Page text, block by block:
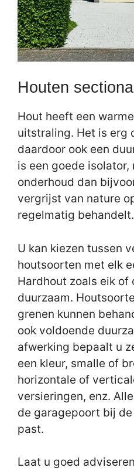
Houten
Hout heeft een
uitstraling. Het is erg
daardoor ook een
is een goede
onderhoud dan
vergrijst van nature
regelmatig behandelt.
U kan kiezen tussen
houtsoorten met elk
Hardhout zoals eik of
duurzaam.
grenen kunnen
ook voldoende
afwerking bepaalt u
een kleur, smalle of
horizontale of
versieringen, enz.
de garagepoort bij
past.
Laat u goed